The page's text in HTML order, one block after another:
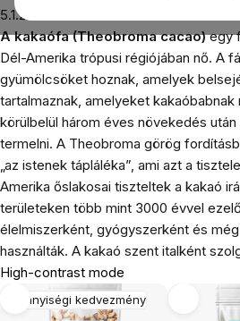
5.1.2022
Akakaófa(Theobroma cacao)egy
Dél-Amerika trópusi régiójában nő. A
gyümölcsöket hoznak, amelyek
tartalmaznak, amelyeket
körülbelül három éves növekedés
termelni. A Theobroma görög
„az istenek tápláléka”, ami azt a
Amerika őslakosai tiszteltek a kakaó
területeken több mint 3000 évvel
élelmiszerként, gyógyszerként és
használták. A kakaó szent italként
High-contrast mode
Mennyiségi kedvezmény